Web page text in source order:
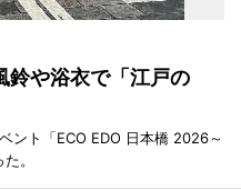
や浴衣で「江戸の
ント「ECO EDO 日本橋 2026～
。